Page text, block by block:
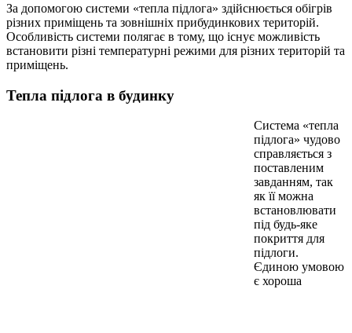
За допомогою системи «тепла підлога» здійснюється обігрів
різних приміщень та зовнішніх прибудинкових територій.
Особливість системи полягає в тому, що існує можливість
встановити різні температурні режими для різних територій та
приміщень.
Тепла підлога в будинку
Система «тепла
підлога» чудово
справляється з
поставленим
завданням, так
як її можна
встановлювати
під будь-яке
покриття для
підлоги.
Єдиною умовою
є хороша